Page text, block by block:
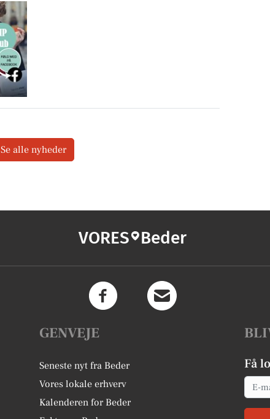
Se alle nyheder
VORES Beder
GENVEJE
Seneste nyt fra Beder
Vores lokale erhverv
Kalenderen for Beder
Få
Email